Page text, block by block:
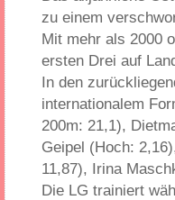
zu einem
Mit mehr als 2000
ersten Drei auf
In den
internationalem
200m: 21,1),
Geipel (Hoch:
11,87), Irina
Die LG trainiert